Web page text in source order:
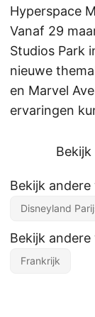
Hyperspace
Vanaf 29
Studios Park
nieuwe
en Marvel
ervaringen
Bekijk
Disneyland
Bekijk
Frankrijk